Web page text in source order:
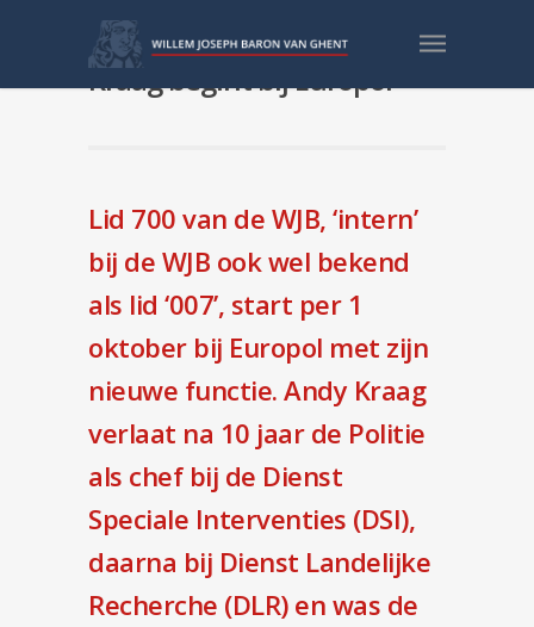
Leden in het nieuws: Andy
Kraag begint bij Europol
Lid 700 van de WJB, ‘intern’
bij de WJB ook wel bekend
als lid ‘007’, start per 1
oktober bij Europol met zijn
nieuwe functie. Andy Kraag
verlaat na 10 jaar de Politie
als chef bij de Dienst
Speciale Interventies (DSI),
daarna bij Dienst Landelijke
Recherche (DLR) en was de